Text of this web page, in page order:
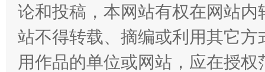
论和投稿，本网站有权在网站
站不得转载、摘编或利用其它
用作品的单位或网站，应在授